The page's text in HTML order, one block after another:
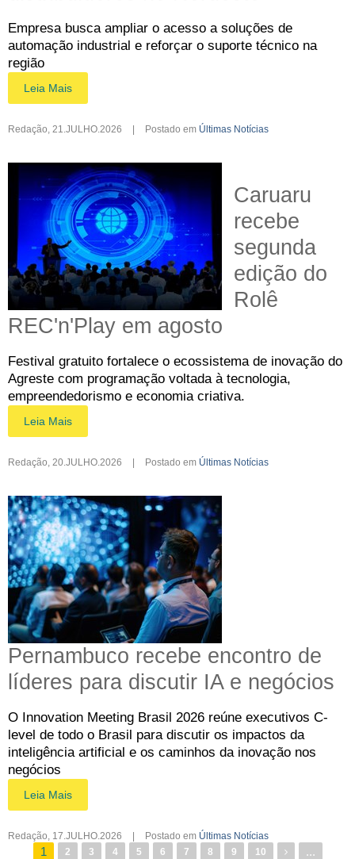
Empresa busca ampliar o acesso a soluções de
automação industrial e reforçar o suporte técnico na
região
Leia Mais
Redação 21.JULHO.2026 | Postado em Últimas Notícias
Caruaru
recebe
segunda
edição do
Rolê
REC'n'Play em agosto
Festival gratuito fortalece o ecossistema de inovação do
Agreste com programação voltada à tecnologia,
empreendedorismo e economia criativa.
Leia Mais
Redação 20.JULHO.2026 | Postado em Últimas Notícias
Pernambuco recebe encontro de
líderes para discutir IA e negócios
O Innovation Meeting Brasil 2026 reúne executivos C-
level de todo o Brasil para discutir os impactos da
inteligência artificial e os caminhos da inovação nos
negócios
Leia Mais
Redação 17.JULHO.2026 | Postado em Últimas Notícias
1 2 3 4 5 6 7 8 9 10 ...